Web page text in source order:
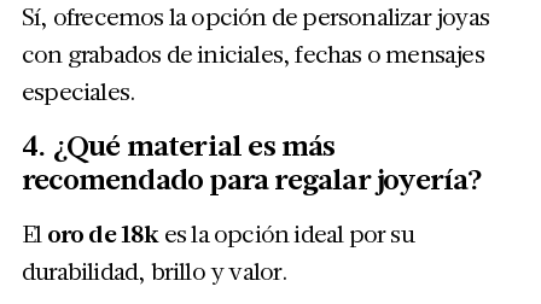
Sí, ofrecemos la opción de personalizar joyas
con grabados de iniciales, fechas o mensajes
especiales.
4. ¿Qué material es más
recomendado para regalar joyería?
El oro de 18k es la opción ideal por su
durabilidad, brillo y valor.